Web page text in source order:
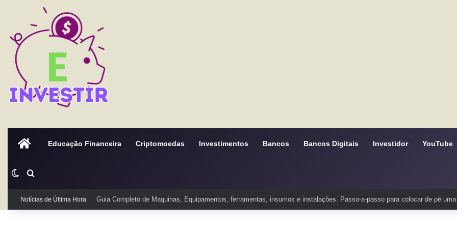
HomeEducação Financeira Criptomoedas Investimentos Bancos Bancos Digitais Investidor YouTube
Switch skin
Notícias de Última Hora Guia Completo de Maquinas, Equipamentos, ferramentas, insumos e instalações. Passo-a-passo para colocar de pé uma